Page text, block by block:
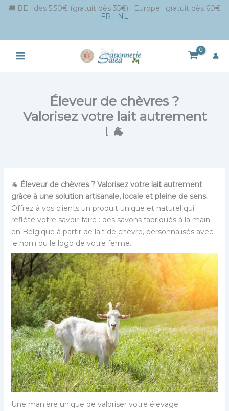
🚚 BE : dès 5,50€ (gratuit dès 35€) · Europe : gratuit dès 60€
FR | NL
au
contenu
Éleveur de chèvres ?
Valorisez votre lait autrement
! 🐐
🐐 Éleveur de chèvres ? Valorisez votre lait autrement
grâce à une solution artisanale, locale et pleine de sens.
Offrez à vos clients un produit unique et naturel qui
reflète votre savoir-faire : des savons fabriqués à la main
en Belgique à partir de lait de chèvre, personnalisés avec
le nom ou le logo de votre ferme.
Une manière unique de valoriser votre élevage